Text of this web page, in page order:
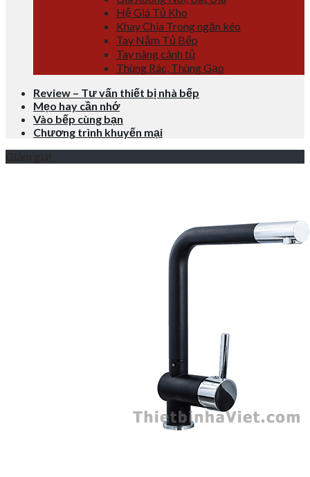
Hệ Giá Tủ Kho
Khay Chia Trong ngăn kéo
Tay Nắm Tủ Bếp
Tay nâng cánh tủ
Thùng Rác, Thùng Gạo
Review – Tư vấn thiết bị nhà bếp
Mẹo hay cần nhớ
Vào bếp cùng bạn
Chương trình khuyến mại